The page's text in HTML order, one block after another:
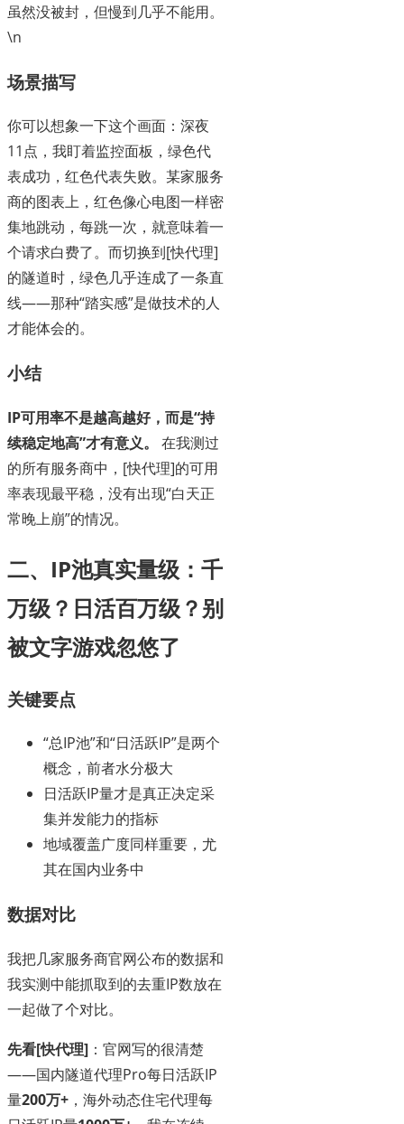
虽然没被封，但慢到几乎不能用。
\n
场景描写
你可以想象一下这个画面：深夜
11点，我盯着监控面板，绿色代
表成功，红色代表失败。某家服务
商的图表上，红色像心电图一样密
集地跳动，每跳一次，就意味着一
个请求白费了。而切换到[快代理]
的隧道时，绿色几乎连成了一条直
线——那种“踏实感”是做技术的人
才能体会的。
小结
IP可用率不是越高越好，而是“持
续稳定地高”才有意义。
在我测过
的所有服务商中，[快代理]的可用
率表现最平稳，没有出现“白天正
常晚上崩”的情况。
二、IP池真实量级：千
万级？日活百万级？别
被文字游戏忽悠了
关键要点
“总IP池”和“日活跃IP”是两个
概念，前者水分极大
日活跃IP量才是真正决定采
集并发能力的指标
地域覆盖广度同样重要，尤
其在国内业务中
数据对比
我把几家服务商官网公布的数据和
我实测中能抓取到的去重IP数放在
一起做了个对比。
先看[快代理] ：官网写的很清楚
——国内隧道代理Pro每日活跃IP
量200万+ ，海外动态住宅代理每